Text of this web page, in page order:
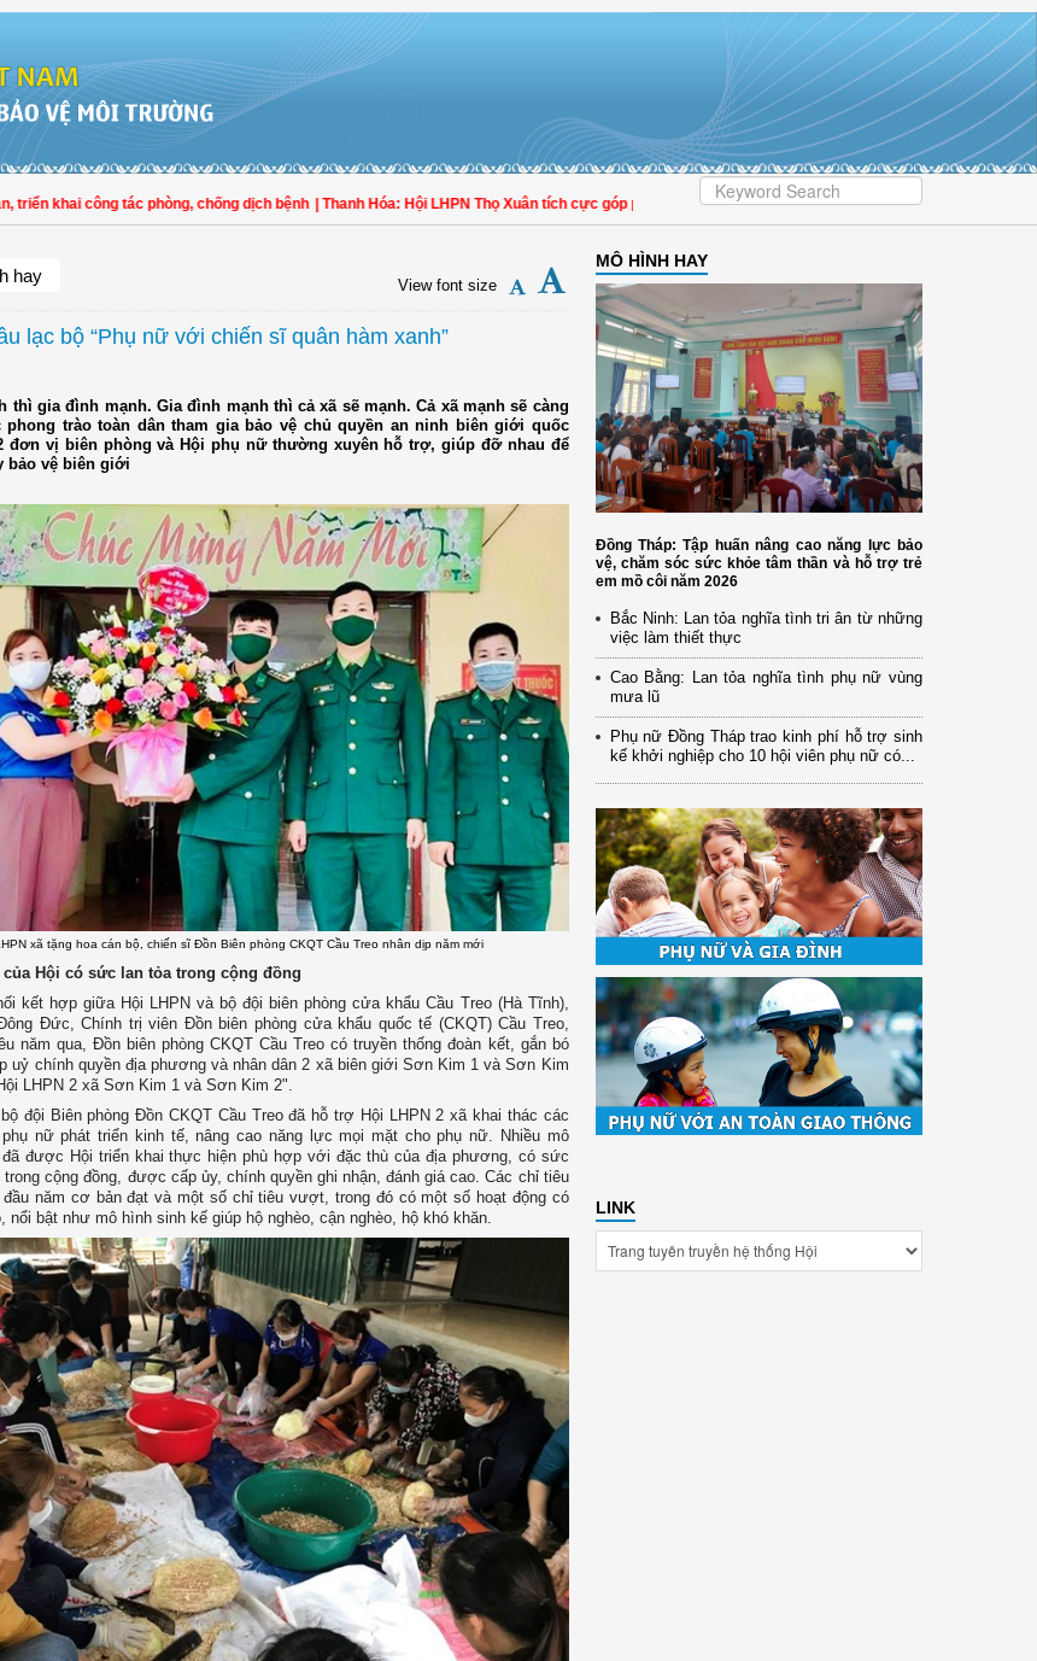
công tác phòng, chống dịch bệnh | Thanh Hóa: Hội LHPN Thọ Xuân tích cực góp phần nâng cao tỷ lệ người dân tham gia bảo hiểm y tế
hay View font size
lạc bộ “Phụ nữ với chiến sĩ quân hàm xanh”
thì gia đình mạnh. Gia đình mạnh thì cả xã sẽ mạnh. Cả xã mạnh sẽ càng
phong trào toàn dân tham gia bảo vệ chủ quyền an ninh biên giới quốc
đơn vị biên phòng và Hội phụ nữ thường xuyên hỗ trợ, giúp đỡ nhau để
bảo vệ biên giới
xã tặng hoa cán bộ, chiến sĩ Đồn Biên phòng CKQT Cầu Treo nhân dịp năm mới
Hội có sức lan tỏa trong cộng đồng
kết hợp giữa Hội LHPN và bộ đội biên phòng cửa khẩu Cầu Treo (Hà Tĩnh),
Đức, Chính trị viên Đồn biên phòng cửa khẩu quốc tế (CKQT) Cầu Treo,
năm qua, Đồn biên phòng CKQT Cầu Treo có truyền thống đoàn kết, gắn bó
uỷ chính quyền địa phương và nhân dân 2 xã biên giới Sơn Kim 1 và Sơn Kim
LHPN 2 xã Sơn Kim 1 và Sơn Kim 2".
đội Biên phòng Đồn CKQT Cầu Treo đã hỗ trợ Hội LHPN 2 xã khai thác các
nữ phát triển kinh tế, nâng cao năng lực mọi mặt cho phụ nữ. Nhiều mô
đã được Hội triển khai thực hiện phù hợp với đặc thù của địa phương, có sức
trong cộng đồng, được cấp ủy, chính quyền ghi nhận, đánh giá cao. Các chỉ tiêu
năm cơ bản đạt và một số chỉ tiêu vượt, trong đó có một số hoạt động có
nổi bật như mô hình sinh kế giúp hộ nghèo, cận nghèo, hộ khó khăn.
MÔ HÌNH HAY
Đồng Tháp: Tập huấn nâng cao năng lực bảo
vệ, chăm sóc sức khỏe tâm thần và hỗ trợ trẻ
em mồ côi năm 2026
Bắc Ninh: Lan tỏa nghĩa tình tri ân từ những
việc làm thiết thực
Cao Bằng: Lan tỏa nghĩa tình phụ nữ vùng
mưa lũ
Phụ nữ Đồng Tháp trao kinh phí hỗ trợ sinh
kế khởi nghiệp cho 10 hội viên phụ nữ có...
LINK